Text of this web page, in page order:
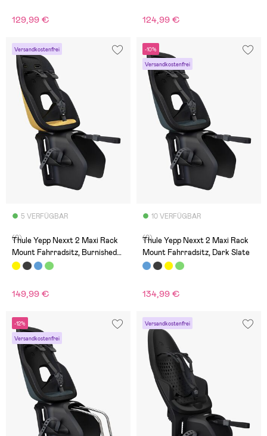
129,99 € 124,99 €
Versandkostenfrei
5 VERFÜGBAR
(0)
Thule Yepp Nexxt 2 Maxi Rack
Mount Fahrradsitz, Burnished
Yellow
149,99 €
-10%
Versandkostenfrei
10 VERFÜGBAR
(0)
Thule Yepp Nexxt 2 Maxi Rack
Mount Fahrradsitz, Dark Slate
134,99 €
-12%
Versandkostenfrei
Versandkostenfrei